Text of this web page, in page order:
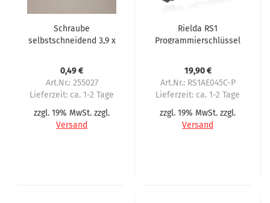
Schraube
selbstschneidend 3,9 x
9100
0,49 €
Art.Nr.: 255027
Lieferzeit: ca. 1-2 Tage
zzgl. 19% MwSt. zzgl.
Versand
Rielda RS1
Programmierschlüssel
19,90 €
Art.Nr.: RS1AE045C-P
Lieferzeit: ca. 1-2 Tage
zzgl. 19% MwSt. zzgl.
Versand